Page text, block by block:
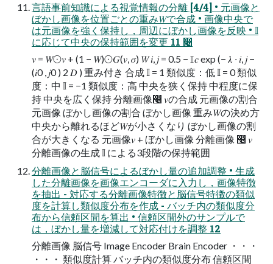
言語事前知識による視覚情報の分離 [4/4] • 元画像と
ぼかし画像を位置ごとの重み𝑊で合成 • 画像中央で
は元画像を強く保持し，周辺にぼかし画像を反映 • 𝕀
に応じて中央の保持範囲を変更 11 ෤
𝑣 = 𝑊⨀𝑣 + (1 − 𝑊)⨀𝐺(𝑣, 𝜎) 𝑊 𝑖, 𝑗 = 0.5 − 𝕀𝑐 exp (− 𝜆 ∙ 𝑖, 𝑗 −
(𝑖0 , 𝑗0 ) 2 𝐷 ) 重み付き 合成 𝕀 = 1 類似度：低 𝕀 = 0 類似
度：中 𝕀 = −1 類似度：高 中央を狭く保持 中程度に保
持 中央を広く保持 分離画像෤ 𝑣の合成 元画像の割合
元画像 ぼかし画像の割合 ぼかし画像 重み𝑊の決め方
中央から離れるほど𝑊が小さくなり ぼかし画像の割
合が大きくなる 元画像𝑣 + ぼかし画像 分離画像 ෤ 𝑣
分離画像の生成 𝕀 による3段階の保持範囲
分離画像と脳信号によるぼかし量の追加調整 • 生成
した分離画像を画像エンコーダに入力し，画像特徴
を抽出 - 対応する分離画像特徴と脳信号特徴の類似
度を計算し類似度分布を作成 - バッチ内の類似度分
布から信頼区間を算出 • 信頼区間外のサンプルで
は，ぼかし量を増減して対応付けを調整 12
分離画像 脳信号 Image Encoder Brain Encoder ・・・
・・・ 類似度計算 バッチ内の類似度分布 信頼区間